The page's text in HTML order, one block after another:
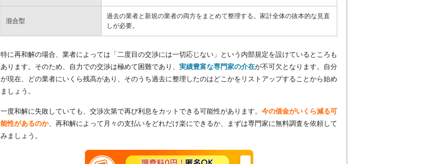
混合型
過去の業者と新規の業者の両方をまとめて整理する。家計全体の抜本的な見直
しが必要。
特に再和解の場合、業者によっては「二度目の交渉には一切応じない」という内部規定を設けているところも
あります。そのため、自力での交渉は極めて困難であり、 実績豊富な専門家の介在が不可欠となります。自分
が現在、どの業者にいくら残高があり、そのうち過去に整理したのはどこかをリストアップすることから始め
ましょう。
一度和解に失敗していても、交渉次第で再び利息をカットできる可能性があります。 今の借金がいくら減る可
能性があるのか、再和解によって月々の支払いをどれだけ楽にできるか、まずは専門家に無料調査を依頼して
みましょう。